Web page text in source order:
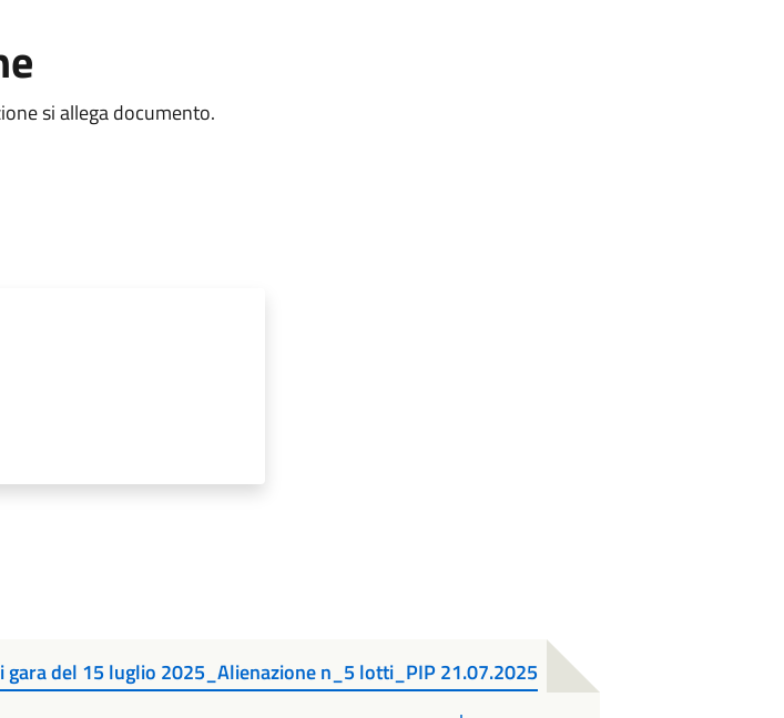
si allega documento.
gara del 15 luglio 2025_Alienazione n_5 lotti_PIP 21.07.2025